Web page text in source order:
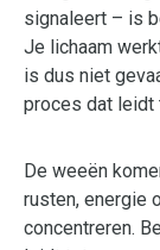
signaleert – is
Je lichaam
is dus niet
proces dat leidt
De weeën
rusten, energie
concentreren.